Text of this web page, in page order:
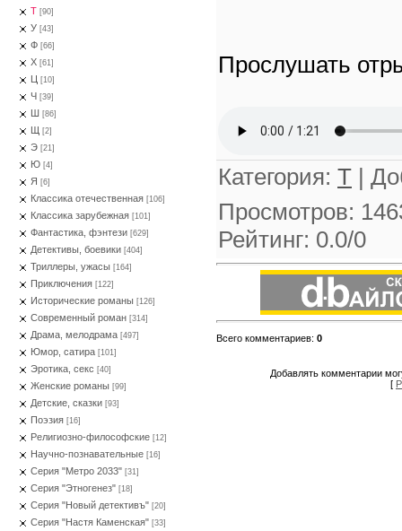
Т [90]
У [43]
Ф [66]
Х [61]
Ц [10]
Ч [39]
Ш [86]
Щ [2]
Э [21]
Ю [4]
Я [6]
Классика отечественная [106]
Классика зарубежная [101]
Фантастика, фэнтези [629]
Детективы, боевики [404]
Триллеры, ужасы [164]
Приключения [122]
Исторические романы [126]
Современный роман [314]
Драма, мелодрама [497]
Юмор, сатира [101]
Эротика, секс [40]
Женские романы [99]
Детские, сказки [93]
Поэзия [16]
Религиозно-философские [12]
Научно-познавательные [16]
Серия "Метро 2033" [31]
Серия "Этногенез" [18]
Серия "Новый детективъ" [20]
Серия "Настя Каменская" [33]
Прослушать
Категория: Т |
Просмотров:
Рейтинг: 0.0/0
Всего комментариев: 0
Добавлять комментарии
[